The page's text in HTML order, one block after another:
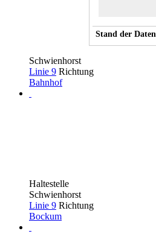
Stand der Daten
Schwienhorst
Linie 9 Richtung
Bahnhof
Haltestelle
Schwienhorst
Linie 9 Richtung
Bockum